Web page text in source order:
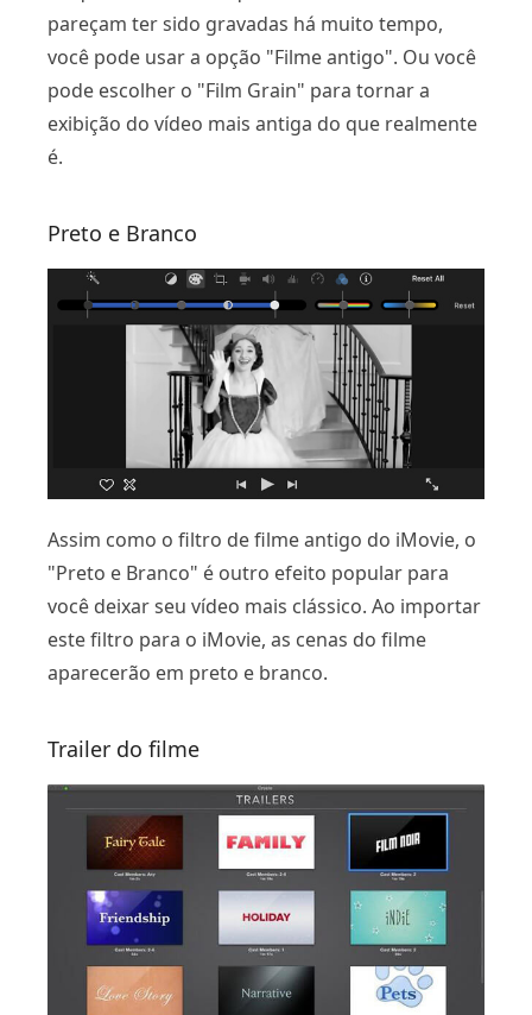
pareçam ter sido gravadas há muito tempo,
você pode usar a opção "Filme antigo". Ou você
pode escolher o "Film Grain" para tornar a
exibição do vídeo mais antiga do que realmente
é.
Preto e Branco
Assim como o filtro de filme antigo do iMovie, o
"Preto e Branco" é outro efeito popular para
você deixar seu vídeo mais clássico. Ao importar
este filtro para o iMovie, as cenas do filme
aparecerão em preto e branco.
Trailer do filme